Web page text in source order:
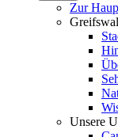
Zur
Unsere